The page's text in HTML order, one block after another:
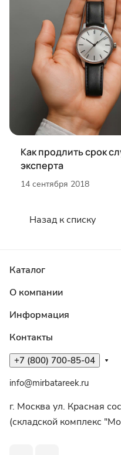
Как продлить срок
эксперта
14 сентября 2018
Назад к списку
Каталог
О компании
Информация
Контакты
+7 (800) 700-85-04
info@mirbatareek.ru
г. Москва ул. Красная
(складской комплекс